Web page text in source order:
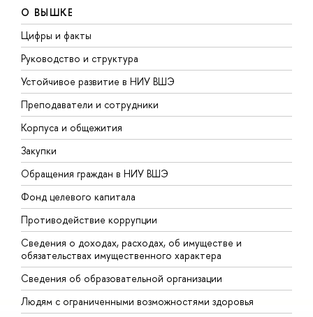
О ВЫШКЕ
Цифры и факты
Руководство и структура
Устойчивое развитие в НИУ ВШЭ
Преподаватели и сотрудники
Корпуса и общежития
Закупки
Обращения граждан в НИУ ВШЭ
Фонд целевого капитала
Противодействие коррупции
Сведения о доходах, расходах, об имуществе и
обязательствах имущественного характера
Сведения об образовательной организации
Людям с ограниченными возможностями здоровья